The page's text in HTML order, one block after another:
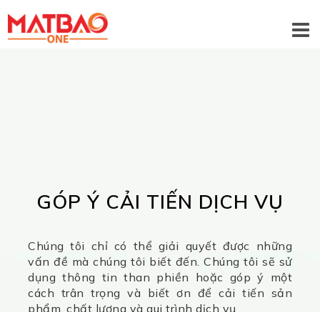
GÓP Ý CẢI TIẾN DỊCH VỤ
Chúng tôi chỉ có thể giải quyết được những
vấn đề mà chúng tôi biết đến. Chúng tôi sẽ sử
dụng thông tin than phiền hoặc góp ý một
cách trân trọng và biết ơn để cải tiến sản
phẩm, chất lượng và qui trình dịch vụ